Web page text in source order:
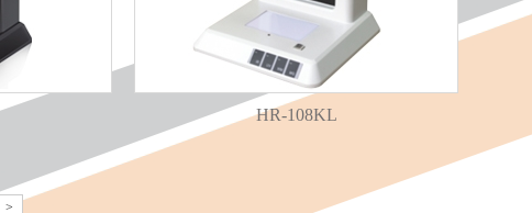
HR-108KL
>